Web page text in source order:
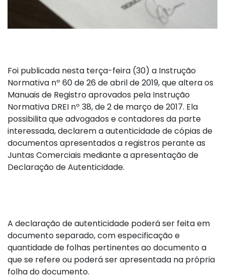
Foi publicada nesta terça-feira (30) a Instrução
Normativa nº 60 de 26 de abril de 2019, que altera os
Manuais de Registro aprovados pela Instrução
Normativa DREI nº 38, de 2 de março de 2017. Ela
possibilita que advogados e contadores da parte
interessada, declarem a autenticidade de cópias de
documentos apresentados a registros perante as
Juntas Comerciais mediante a apresentação de
Declaração de Autenticidade.
A declaração de autenticidade poderá ser feita em
documento separado, com especificação e
quantidade de folhas pertinentes ao documento a
que se refere ou poderá ser apresentada na própria
folha do documento.